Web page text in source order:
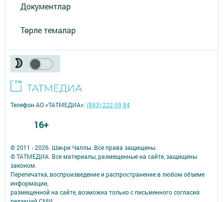
Документлар
Төрле темалар
© 2011 - 2026. Шәһри Чаллы. Все права защищены.
© ТАТМЕДИА. Все материалы, размещенные на сайте, защищены
законом.
Перепечатка, воспроизведение и распространение в любом объеме
информации,
размещенной на сайте, возможна только с письменного согласия
Телефон АО «ТАТМЕДИА»:(843) 222 09 84
16+